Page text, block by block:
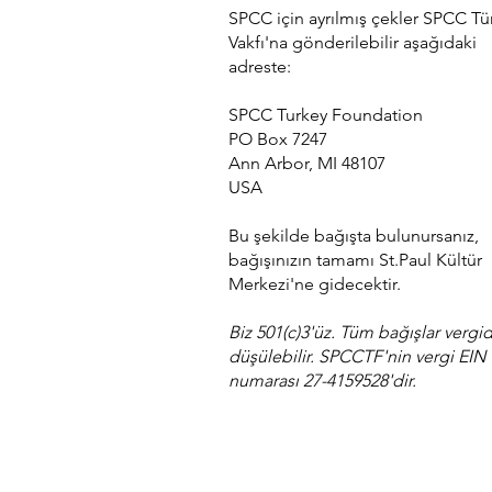
SPCC için ayrılmış çekler SPCC
Vakfı'na gönderilebilir aşağıdaki
adreste:
SPCC Turkey Foundation
PO Box 7247
Ann Arbor, MI 48107
USA
Bu şekilde bağışta bulunursanız,
bağışınızın tamamı St.Paul Kültür
Merkezi'ne gidecektir.
Biz 501(c)3'üz. Tüm bağışlar
düşülebilir. SPCCTF'nin vergi EIN
numarası 27-4159528'dir.